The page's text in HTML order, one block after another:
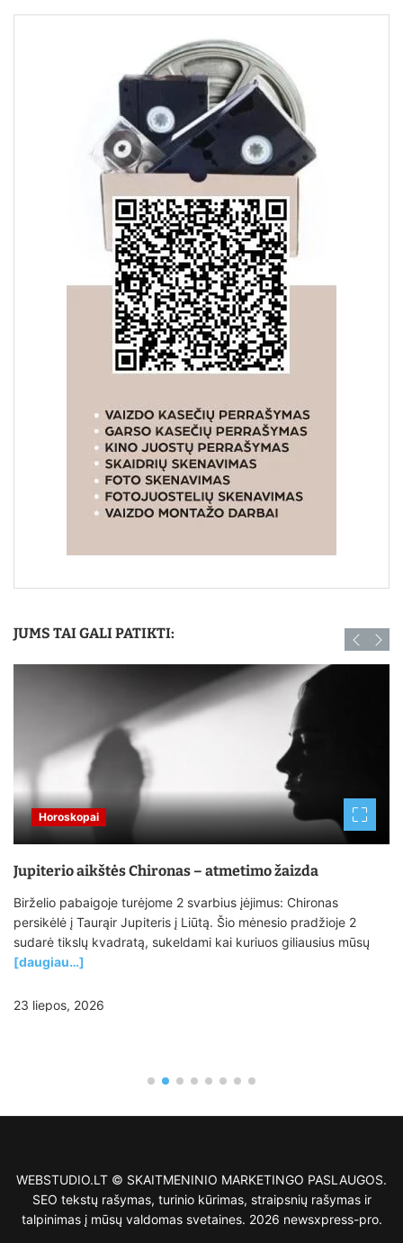
JUMS TAI GALI PATIKTI:
Horoskopai
Jupiterio aikštės Chironas – atmetimo žaizda
Birželio pabaigoje turėjome 2 svarbius įėjimus: Chironas
persikėlė į Taurąir Jupiteris į Liūtą. Šio mėnesio pradžioje 2
sudarė tikslų kvadratą, sukeldami kai kuriuos giliausius mūsų
[daugiau…]
23 liepos, 2026
WEBSTUDIO.LT © SKAITMENINIO MARKETINGO PASLAUGOS.
SEO tekstų rašymas, turinio kūrimas, straipsnių rašymas ir
talpinimas į mūsų valdomas svetaines. 2026 newsxpress-pro.